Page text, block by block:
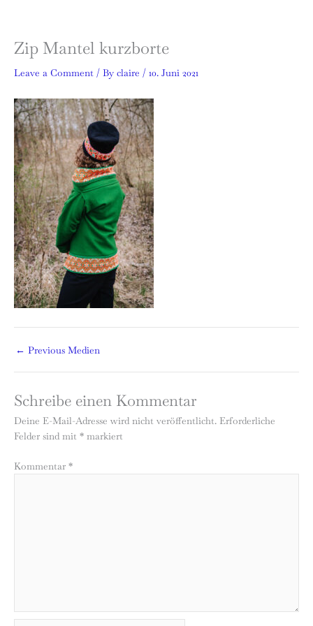
Zip Mantel kurzborte
Leave a Comment / By claire / 10. Juni 2021
← Previous Medien
Schreibe einen Kommentar
Deine E-Mail-Adresse wird nicht veröffentlicht. Erforderliche
Felder sind mit * markiert
Kommentar *